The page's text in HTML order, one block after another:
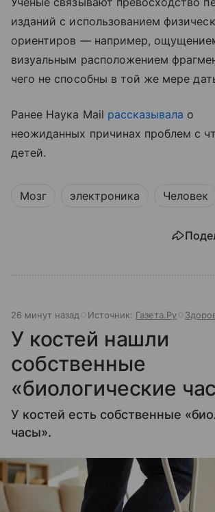
изданий с использованием
ориентиров — например,
визуальным расположением
чего не способны в той же мере
Ранее Наука Mail рассказывала о
неожиданных причинах проблем с
детей.
Мозг электроника Человек
26 минут назад Источник: Газета.Ру
У костей нашли
собственные
«биологические
У костей есть собственные
часы».